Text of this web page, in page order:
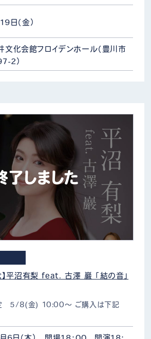
練習できる「本番直前練習日」を設けさ
本番に備え是非ご活用ください。…
日（金）
文化会館フロイデンホール（豊川市
2）
了しました
】平沼有梨 feat. 古澤 巖 「結の音」
定 5/8(金) 10:00～ ご購入は下記
event/Orient50thAnniversary
立50周年記…